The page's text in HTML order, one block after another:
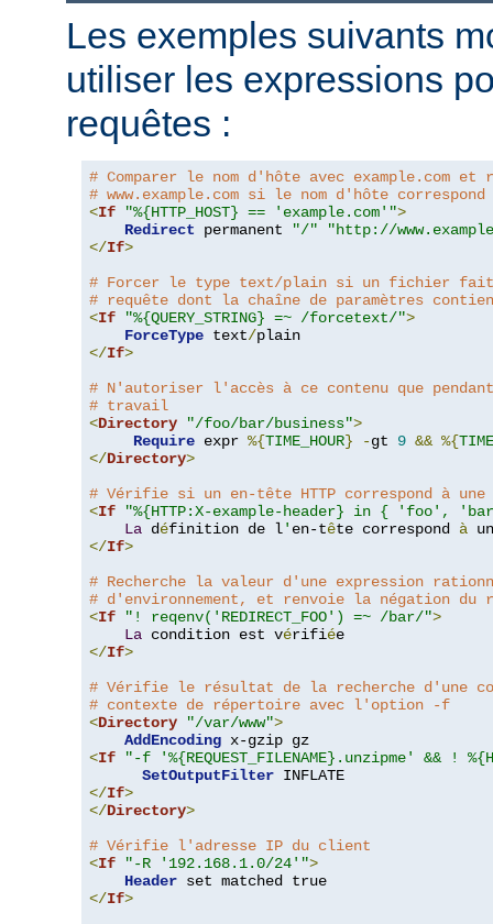
Les exemples suivants
utiliser les expressions
requêtes :
# Comparer le nom d'hôte avec example.com
# www.example.com si le nom d'hôte correspond
<If "%{HTTP_HOST} == 'example.com'">
Redirect permanent "/"
"http://
</If>
# Forcer le type text/plain si un fichier
# requête dont la chaîne de paramètres
<If "%{QUERY_STRING} =~ /forcetext/">
ForceType text/
</If>
# N'autoriser l'accès à ce contenu que
# travail
<Directory "/foo/bar/business">
Require expr %{TIME_HOUR} -gt 9 && %{
</Directory>
# Vérifie si un en-tête HTTP correspond à
<If
"%{HTTP:X-example-header} in { 'foo',
La définition de l' en-tête correspond à
</If>
# Recherche la valeur d'une expression
# d'environnement, et renvoie la négation du
<If "! reqenv('REDIRECT_FOO') =~ /bar/">
La condition est vérifié
</If>
# Vérifie le résultat de la recherche d'une
# contexte de répertoire avec l'option -f
<Directory "/var/www">
AddEncoding
<If
"-f '%{REQUEST_FILENAME}.unzipme' && !
SetOutputFilter
</If>
</Directory>
# Vérifie l'adresse IP du client
<If "-R '192.168.1.0/24'">
Header
</If>